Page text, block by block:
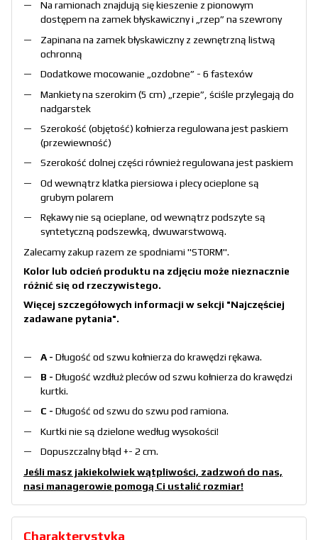
Na ramionach znajdują się kieszenie z pionowym
dostępem na zamek błyskawiczny i „rzep” na szewrony
Zapinana na zamek błyskawiczny z zewnętrzną listwą
ochronną
Dodatkowe mocowanie „ozdobne” - 6 fastexów
Mankiety na szerokim (5 cm) „rzepie”, ściśle przylegają do
nadgarstek
Szerokość (objętość) kołnierza regulowana jest paskiem
(przewiewność)
Szerokość dolnej części również regulowana jest paskiem
Od wewnątrz klatka piersiowa i plecy ocieplone są
grubym polarem
Rękawy nie są ocieplane, od wewnątrz podszyte są
syntetyczną podszewką, dwuwarstwową.
Zalecamy zakup razem ze spodniami "STORM".
Kolor lub odcień produktu na zdjęciu może nieznacznie
różnić się od rzeczywistego.
Więcej szczegółowych informacji w sekcji "Najczęściej
zadawane pytania".
A - Długość od szwu kołnierza do krawędzi rękawa.
B - Długość wzdłuż pleców od szwu kołnierza do krawędzi
kurtki.
C - Długość od szwu do szwu pod ramiona.
Kurtki nie są dzielone według wysokości!
Dopuszczalny błąd +- 2 cm.
Jeśli masz jakiekolwiek wątpliwości, zadzwoń do nas,
nasi managerowie pomogą Ci ustalić rozmiar!
Charakterystyka